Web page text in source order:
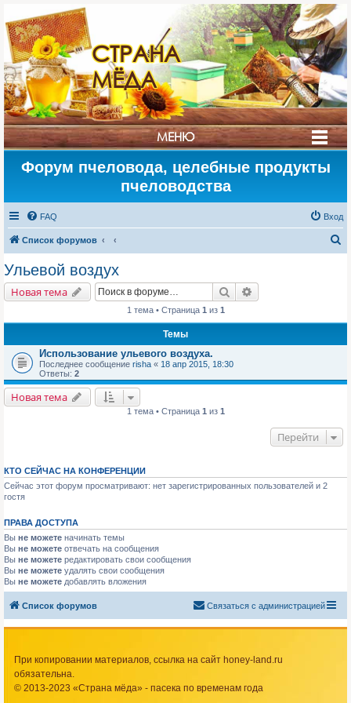
СТРАНА
МЁДА
МЕНЮ
Форум пчеловода, целебные продукты
пчеловодства
FAQ Вход
Список форумов
Ульевой воздух
Новая тема Поиск
1 тема • Страница 1 из 1
Темы
Использование ульевого воздуха.
Последнее сообщение risha « 18 апр 2015, 18:30
Ответы: 2
Новая тема
1 тема • Страница 1 из 1
Перейти
КТО СЕЙЧАС НА КОНФЕРЕНЦИИ
Сейчас этот форум просматривают: нет зарегистрированных пользователей и 2
гостя
ПРАВА ДОСТУПА
Вы не можете начинать темы
Вы не можете отвечать на сообщения
Вы не можете редактировать свои сообщения
Вы не можете удалять свои сообщения
Вы не можете добавлять вложения
Список форумов Связаться с администрацией
При копировании материалов, ссылка на сайт honey-land.ru
обязательна.
© 2013-2023 «Страна мёда» - пасека по временам года